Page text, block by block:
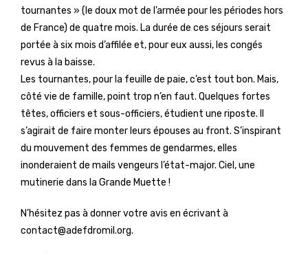
tournantes » (le doux mot de l’armée pour les périodes hors
de France) de quatre mois. La durée de ces séjours serait
portée à six mois d’affilée et, pour eux aussi, les congés
revus à la baisse.
Les tournantes, pour la feuille de paie, c’est tout bon. Mais,
côté vie de famille, point trop n’en faut. Quelques fortes
têtes, officiers et sous-officiers, étudient une riposte. Il
s’agirait de faire monter leurs épouses au front. S’inspirant
du mouvement des femmes de gendarmes, elles
inonderaient de mails vengeurs l’état-major. Ciel, une
mutinerie dans la Grande Muette !
N’hésitez pas à donner votre avis en écrivant à
contact@adefdromil.org.